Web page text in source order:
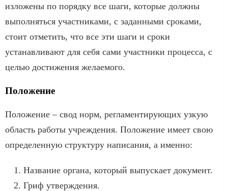
изложены по порядку все шаги, которые должны
выполняться участниками, с заданными сроками,
стоит отметить, что все эти шаги и сроки
устанавливают для себя сами участники процесса, с
целью достижения желаемого.
Положение
Положение – свод норм, регламентирующих узкую
область работы учреждения. Положение имеет свою
определенную структуру написания, а именно:
Название органа, который выпускает документ.
Гриф утверждения.